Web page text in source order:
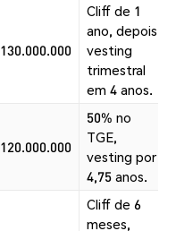
130.000.000
Cliff de 1
ano, depois
vesting
trimestral
em 4 anos.
120.000.000
50% no
TGE,
vesting por
4,75 anos.
Cliff de 6
meses,